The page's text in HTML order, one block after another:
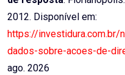
2012. Disponível em:
https://
dados-sobre-acoes-de-
ago. 2026